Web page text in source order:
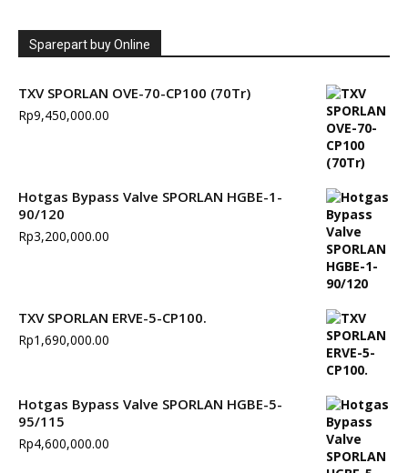
Sparepart buy Online
TXV SPORLAN OVE-70-CP100 (70Tr)
Rp9,450,000.00
Hotgas Bypass Valve SPORLAN HGBE-1-
90/120
Rp3,200,000.00
TXV SPORLAN ERVE-5-CP100.
Rp1,690,000.00
Hotgas Bypass Valve SPORLAN HGBE-5-
95/115
Rp4,600,000.00